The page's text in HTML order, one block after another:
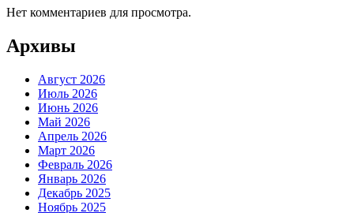
Нет комментариев для просмотра.
Архивы
Август 2026
Июль 2026
Июнь 2026
Май 2026
Апрель 2026
Март 2026
Февраль 2026
Январь 2026
Декабрь 2025
Ноябрь 2025